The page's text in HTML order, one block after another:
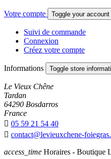
Votre compte Toggle your
Suivi de commande
Connexion
Créez votre compte
Informations Toggle store
Le Vieux Chêne
Tardan
64290 Bosdarros
France
 05 59 21 54 40
 contact@levieuxchene-
access_time Horaires - Boutique